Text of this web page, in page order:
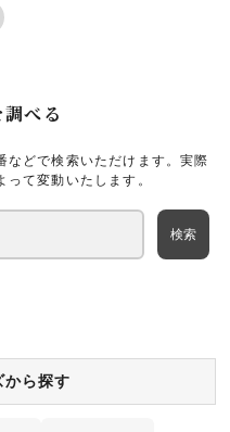
べる
どで検索いただけます。実際
て変動いたします。
ら探す